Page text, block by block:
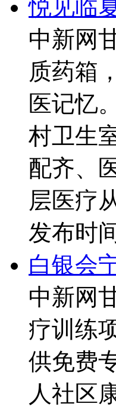
悦见临
中新网
质药箱
医记忆
村卫生
配齐、
层医疗
发布时
白银会
中新网
疗训练
供免费
人社区